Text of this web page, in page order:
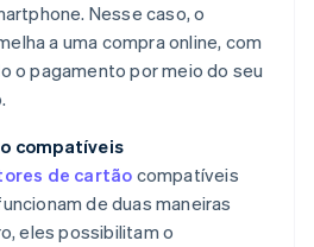
Nesse caso, o
a uma compra online, com
o pagamento por meio do seu
compatíveis
de cartão compatíveis
de duas maneiras
eles possibilitam o